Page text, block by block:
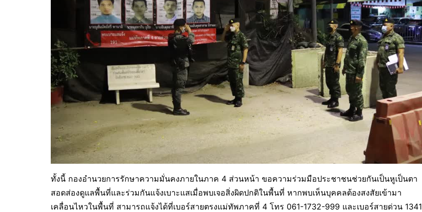
ทั้งนี้ กองอำนวยการรักษาความมั่นคงภายในภาค 4 ส่วนหน้า ขอความร่วมมือประชาชนช่วยกันเป็นหูเป็นตา
สอดส่องดูแลพื้นที่และร่วมกันแจ้งเบาะแสเมื่อพบเจอสิ่งผิดปกติในพื้นที่ หากพบเห็นบุคคลต้องสงสัยเข้ามา
เคลื่อนไหวในพื้นที่ สามารถแจ้งได้ที่เบอร์สายตรงแม่ทัพภาคที่ 4 โทร 061-1732-999 และเบอร์สายด่วน 1341